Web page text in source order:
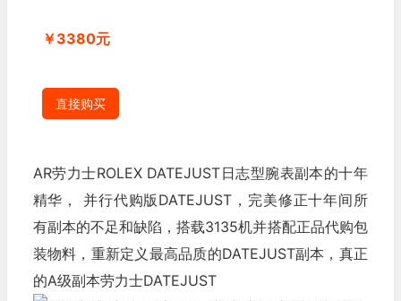
￥3380元
直接购买
AR劳力士ROLEX DATEJUST日志型腕表副本的十年
精华， 并行代购版DATEJUST，完美修正十年间所
有副本的不足和缺陷，搭载3135机并搭配正品代购包
装物料，重新定义最高品质的DATEJUST副本，真正
的A级副本劳力士DATEJUST